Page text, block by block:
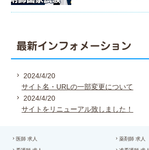
最新インフォメーション
2024/4/20
サイト名・URLの一部変更について
2024/4/20
サイトをリニューアル致しました！
医師 求人 薬剤師 求人